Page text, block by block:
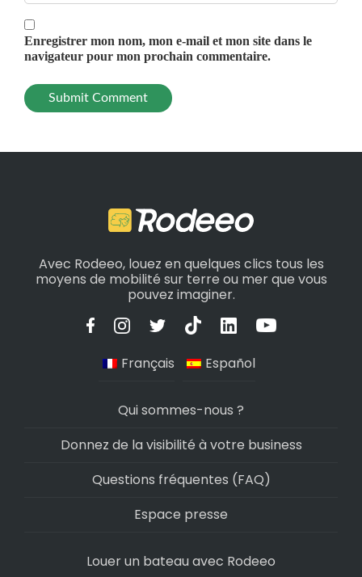
Enregistrer mon nom, mon e-mail et mon site dans le
navigateur pour mon prochain commentaire.
Avec Rodeeo, louez en quelques clics tous les
moyens de mobilité sur terre ou mer que vous
pouvez imaginer.
Français Español
Qui sommes-nous ?
Donnez de la visibilité à votre business
Questions fréquentes (FAQ)
Espace presse
Louer un bateau avec Rodeeo